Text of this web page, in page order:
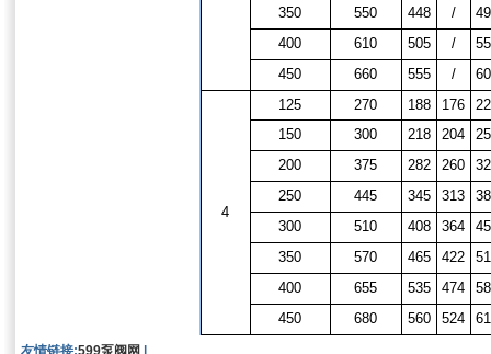
350
550 448 /
400
610 505 /
450
660 555 /
4
125 270 188 176
150
300 218 204
200
375 282 260
250
445 345 313
300
510 408 364
350
570 465 422
400
655 535 474
450
680 560 524
友情链接:599泵阀网